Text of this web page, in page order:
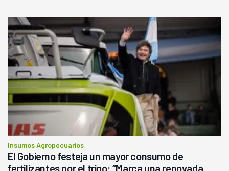
Insumos Agropecuarios
El Gobierno festeja un mayor consumo de
fertilizantes por el trigo: “Marca una renovada